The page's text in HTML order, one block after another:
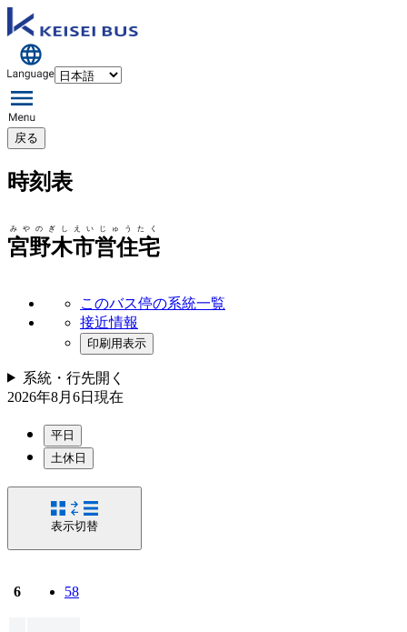
戻る
時刻表
宮野木市営住宅
みやのぎしえいじゅうたく
このバス停の系統一覧
接近情報
印刷用表示
系統・行先開く
2026年8月6日 現在
平日
土休日
表示切替
6 58